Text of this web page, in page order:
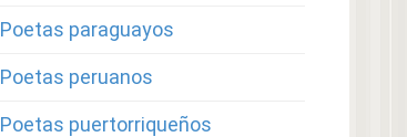
Poetas paraguayos
Poetas peruanos
Poetas puertorriqueños